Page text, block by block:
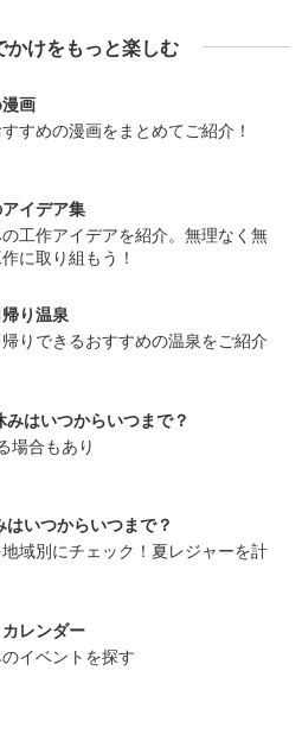
かけをもっと楽しむ
画
すめの漫画をまとめてご紹介！
イデア集
工作アイデアを紹介。無理なく無
に取り組もう！
り温泉
りできるおすすめの温泉をご紹介
はいつからいつまで？
場合もあり
いつからいつまで？
域別にチェック！夏レジャーを計
レンダー
イベントを探す